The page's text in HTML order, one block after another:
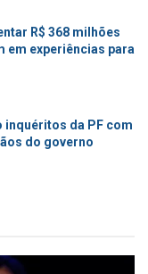
R$ 368 milhões
em experiências para
inquéritos da PF com
do governo